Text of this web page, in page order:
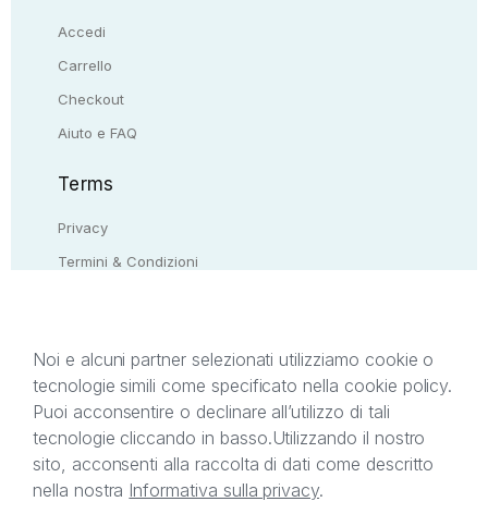
Accedi
Carrello
Checkout
Aiuto e FAQ
Terms
Privacy
Termini & Condizioni
Il presente sito web è di proprietà di StreetLib S.r.l.
C.F. e P.IVA 05338720963. StreetLib S.r.l. è
titolare di tutti i diritti di proprietà intellettuale
afferenti ai marchi, loghi e segni distintivi presenti
sul sito web. Si invita l’utente a prendere visione
Noi e alcuni partner selezionati utilizziamo cookie o
tecnologie simili come specificato nella cookie policy.
Puoi acconsentire o declinare all’utilizzo di tali
tecnologie cliccando in basso.Utilizzando il nostro
sito, acconsenti alla raccolta di dati come descritto
nella nostra Informativa sulla privacy.